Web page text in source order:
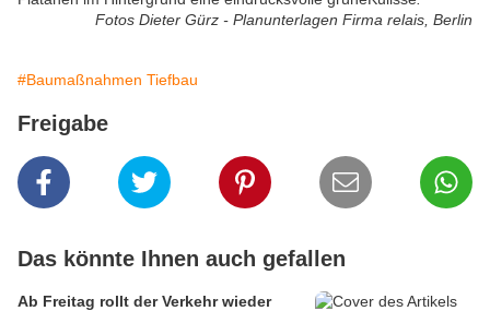
Fotos Dieter Gürz - Planunterlagen Firma relais, Berlin
#Baumaßnahmen Tiefbau
Freigabe
Das könnte Ihnen auch gefallen
Ab Freitag rollt der Verkehr wieder